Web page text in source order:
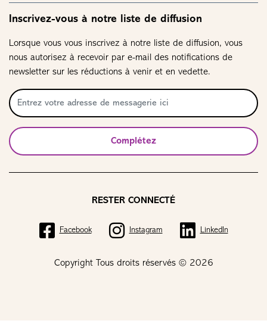
Inscrivez-vous à notre liste de diffusion
Lorsque vous vous inscrivez à notre liste de diffusion, vous
nous autorisez à recevoir par e-mail des notifications de
newsletter sur les réductions à venir et en vedette.
Complétez
Copyright Tous droits réservés © 2026
RESTER CONNECTÉ
Facebook Instagram LinkedIn